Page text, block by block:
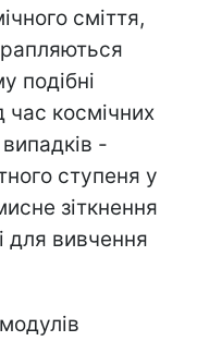
сміття,
подібні
час космічних
-
ступеня у
зіткнення
для вивчення